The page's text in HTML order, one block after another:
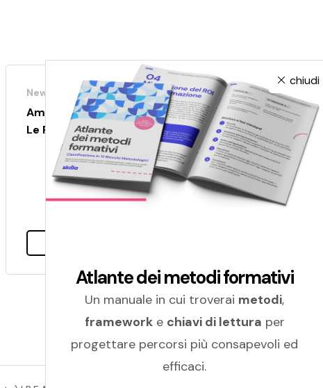
News
Amicucci Formazione vince il premio
Le Fonti Awards 2018
chiudi
Atlante dei metodi formativi
Un manuale in cui troverai metodi,
frameworke chiavi di lettura per
progettare percorsi più consapevoli ed
efficaci.